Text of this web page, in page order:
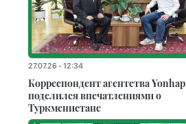
27.07.26 - 12:34
Корреспондент агентства Yonhap
поделился впечатлениями о
Туркменистане